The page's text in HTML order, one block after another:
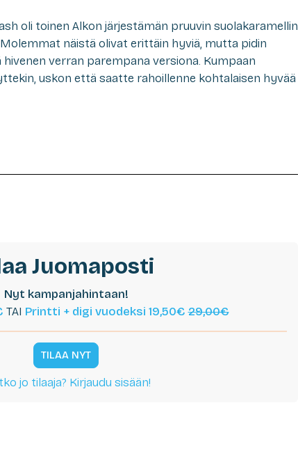
oli toinen Alkon järjestämän pruuvin suolakaramellin
näistä olivat erittäin hyviä, mutta pidin
hivenen verran parempana versiona. Kumpaan
uskon että saatte rahoillenne kohtalaisen hyvää
Juomaposti
Nyt kampanjahintaan!
TAI Printti + digi vuodeksi 19,50€29,00€
TILAA NYT
jo tilaaja? Kirjaudu sisään!